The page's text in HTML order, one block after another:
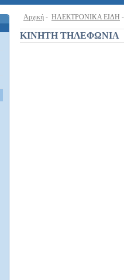
Αρχική - ΗΛΕΚΤΡΟΝΙΚΑ ΕΙΔΗ
ΚΙΝΗΤΗ ΤΗΛΕΦΩΝΙΑ